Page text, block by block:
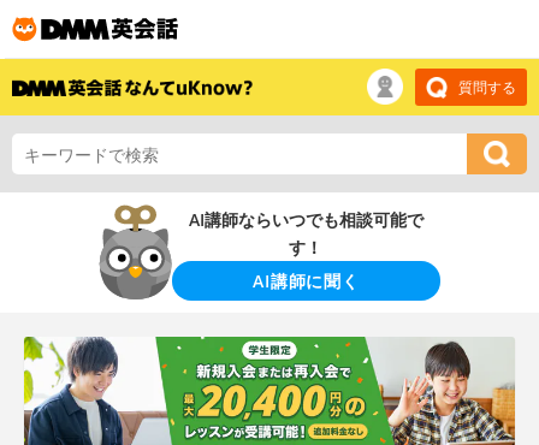
質問する
AI講師ならいつでも相談可能で
す！
AI講師に聞く